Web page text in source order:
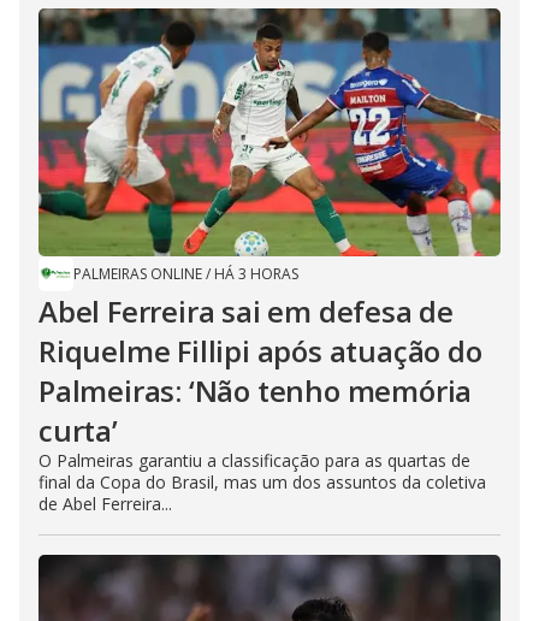
PALMEIRAS ONLINE/ HÁ 3 HORAS
Abel Ferreira sai em defesa de
Riquelme Fillipi após atuação do
Palmeiras: ‘Não tenho memória
curta’
O Palmeiras garantiu a classificação para as quartas de
final da Copa do Brasil, mas um dos assuntos da coletiva
de Abel Ferreira...